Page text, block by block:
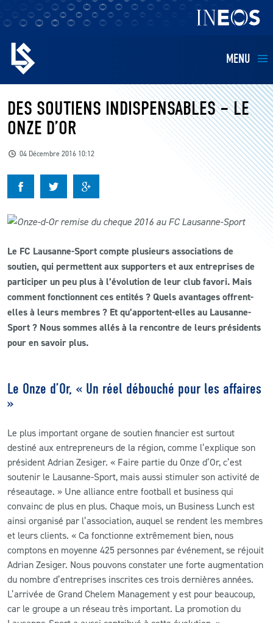
MENU
EQUIPES
BILLETTERIE
KIDS
RESTAURATION
CLUB
CONTACT
LS E-SHOP
LS ACADEMY CAMPS
MATCH DES CELEBRITES
PRESSE ET MEDIAS
DES SOUTIENS INDISPENSABLES – LE
ONZE D’OR
04 Décembre 2016 10:12
Le FC Lausanne-Sport compte plusieurs associations de
soutien, qui permettent aux supporters et aux entreprises de
participer un peu plus à l’évolution de leur club favori. Mais
comment fonctionnent ces entités ? Quels avantages offrent-
elles à leurs membres ? Et qu’apportent-elles au Lausanne-
Sport ? Nous sommes allés à la rencontre de leurs présidents
pour en savoir plus.
Le Onze d’Or, « Un réel débouché pour les affaires
»
Le plus important organe de soutien financier est surtout
destiné aux entrepreneurs de la région, comme l’explique son
président Adrian Zesiger. « Faire partie du Onze d’Or, c’est
soutenir le Lausanne-Sport, mais aussi stimuler son activité de
réseautage. » Une alliance entre football et business qui
convainc de plus en plus. Chaque mois, un Business Lunch est
ainsi organisé par l’association, auquel se rendent les membres
et leurs clients. « Ca fonctionne extrêmement bien, nous
comptons en moyenne 425 personnes par événement, se réjouit
Adrian Zesiger. Nous pouvons constater une forte augmentation
du nombre d’entreprises inscrites ces trois dernières années.
L’arrivée de Grand Chelem Management y est pour beaucoup,
car le groupe a un réseau très important. La promotion du